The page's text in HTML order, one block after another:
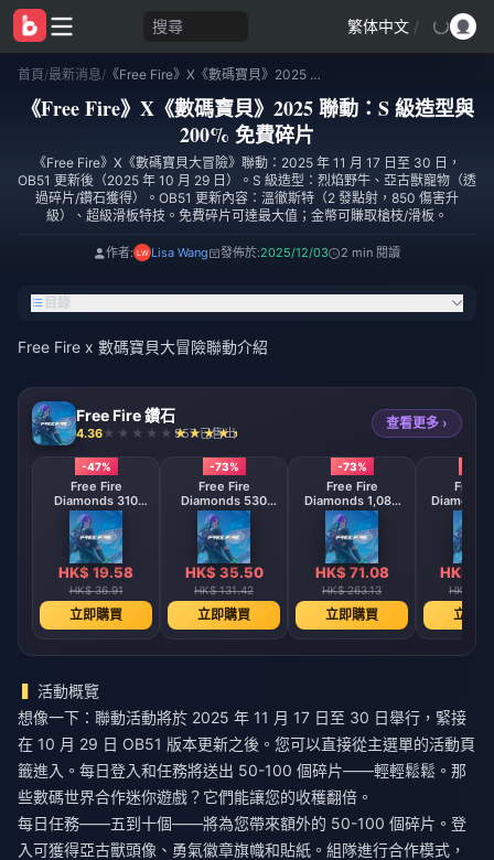
搜尋 繁体中文 /
首頁/最新消息/ 《Free Fire》X《數碼寶貝》2025 聯動：S 級造型與 200% 免費碎片
《Free Fire》X《數碼寶貝》2025 聯動：S 級造型與
200% 免費碎片
《Free Fire》X《數碼寶貝大冒險》聯動：2025 年 11 月 17 日至 30 日，
OB51 更新後（2025 年 10 月 29 日）。S 級造型：烈焰野牛、亞古獸寵物（透
過碎片/鑽石獲得）。OB51 更新內容：溫徹斯特（2 發點射，850 傷害升
級）、超級滑板特技。免費碎片可達最大值；金幣可賺取槍枝/滑板。
作者: Lisa Wang 發佈於:2025/12/03 2 min 閱讀
目錄
Free Fire x 數碼寶貝大冒險聯動介紹
Free Fire 鑽石
4.36 957 已售出
查看更多 ›
-47%
Free Fire
Diamonds 310
Diamonds
HK$ 19.58
HK$ 36.91
立即購買
-73%
Free Fire
Diamonds 530
Diamonds
【Middle East
region optional】
HK$ 35.50
HK$ 131.42
立即購買
-73%
Free Fire
Diamonds 1,080
Diamonds
【Middle East
region optional】
HK$ 71.08
HK$ 263.13
立即購買
Free
【
region
HK$
HK$
立即
活動概覽
想像一下：聯動活動將於 2025 年 11 月 17 日至 30 日舉行，緊接
在 10 月 29 日 OB51 版本更新之後。您可以直接從主選單的活動頁
籤進入。每日登入和任務將送出 50-100 個碎片——輕輕鬆鬆。那
些數碼世界合作迷你遊戲？它們能讓您的收穫翻倍。
每日任務——五到十個——將為您帶來額外的 50-100 個碎片。登
入可獲得亞古獸頭像、勇氣徽章旗幟和貼紙。組隊進行合作模式，